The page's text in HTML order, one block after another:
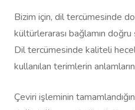
Bizim için, dil tercümesinde
kültürlerarası bağlamın
Dil tercümesinde kaliteli
kullanılan terimlerin
Çeviri işleminin